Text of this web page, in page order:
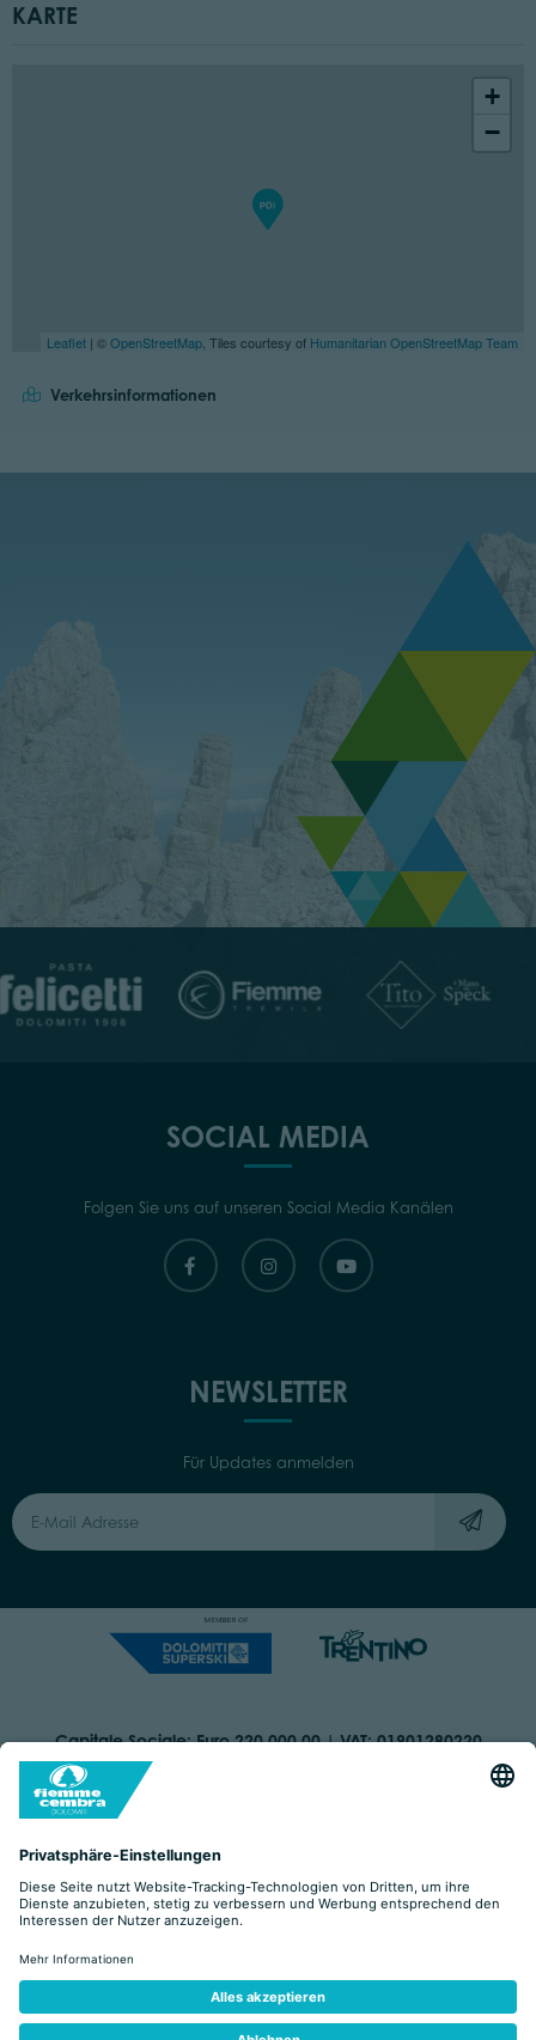
KARTE
+
−
Leaflet | ©OpenStreetMap , Tiles courtesy of Humanitarian OpenStreetMap Team
Verkehrsinformationen
SOCIAL MEDIA
Folgen Sie uns auf unseren Social Media Kanälen
NEWSLETTER
Für Updates anmelden
Capitale Sociale: Euro 220.000,00 | VAT: 01901280220
COOKIES IMPRINT
ORGANIZZAZIONE TRASPARENTE